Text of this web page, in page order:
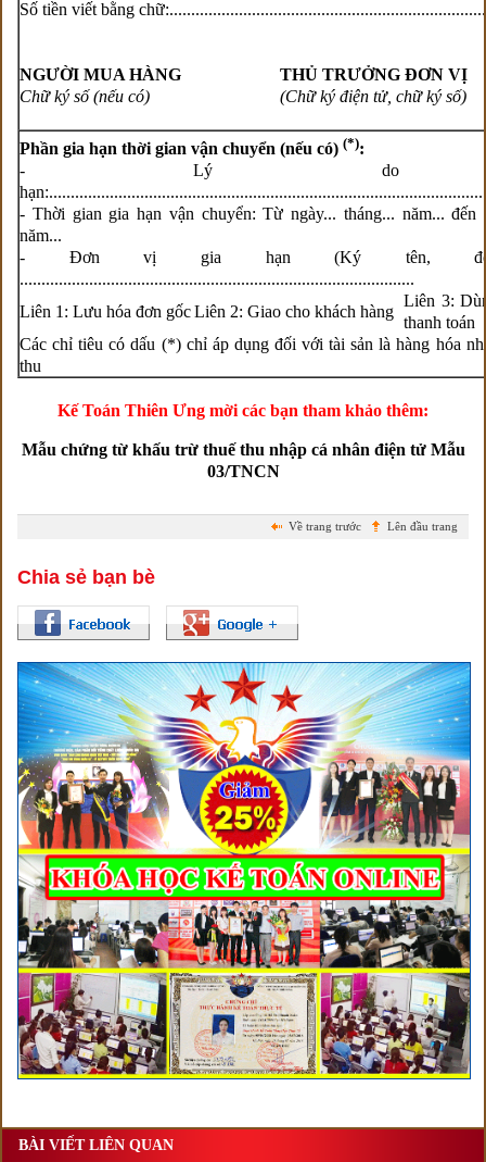
Số tiền viết bằng
NGƯỜI MUA HÀNG
Chữ ký số (nếu có)
THỦ TRƯỞNG ĐƠN VỊ
(Chữ ký điện tử, chữ ký số)
Phần gia hạn thời gian vận chuyển (nếu có) (*):
- Lý do
- Thời gian gia hạn vận chuyển: Từ ngày... tháng... năm... đến
năm...
- Đơn vị gia hạn (Ký tên,
...........................................................................................
Liên 1: Lưu hóa đơn gốcLiên 2: Giao cho khách hàng
Liên 3:
thanh toán
Các chỉ tiêu có dấu (*) chỉ áp dụng đối với tài sản là hàng hóa
thu
Kế Toán Thiên Ưng mời các bạn tham khảo thêm:
Mẫu chứng từ khấu trừ thuế thu nhập cá nhân điện tử Mẫu
03/TNCN
Lên đầu trang
Về trang trước
Chia sẻ bạn bè
BÀI VIẾT LIÊN QUAN